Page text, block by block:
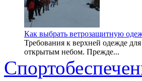
Как выбрать ветрозащитную
Требования к верхней одежде
открытым небом. Прежде...